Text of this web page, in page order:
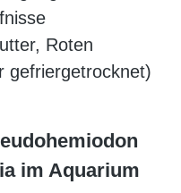
Roten
gefriergetrocknet)
im Aquarium